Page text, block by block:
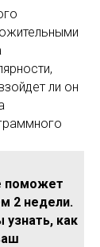
ли он
поможет
2 недели.
как